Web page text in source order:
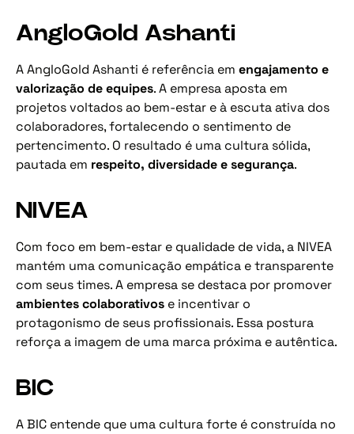
AngloGold Ashanti
A AngloGold Ashanti é referência em engajamento e
valorização de equipes. A empresa aposta em
projetos voltados ao bem-estar e à escuta ativa dos
colaboradores, fortalecendo o sentimento de
pertencimento. O resultado é uma cultura sólida,
pautada em respeito, diversidade e segurança.
NIVEA
Com foco em bem-estar e qualidade de vida, a NIVEA
mantém uma comunicação empática e transparente
com seus times. A empresa se destaca por promover
ambientes colaborativos e incentivar o
protagonismo de seus profissionais. Essa postura
reforça a imagem de uma marca próxima e autêntica.
BIC
A BIC entende que uma cultura forte é construída no